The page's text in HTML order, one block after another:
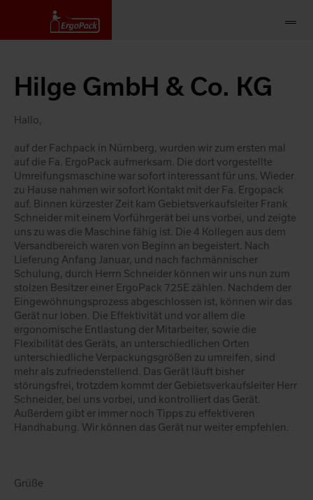
Hilge GmbH & Co. KG
Hallo,
auf der Fachpack in Nürnberg, wurden wir zum ersten mal
auf die Fa. ErgoPack aufmerksam. Die dort vorgestellte
Umreifungsmaschine war sofort interessant für uns. Wieder
zu Hause nahmen wir sofort Kontakt mit der Fa. Ergopack
auf. Binnen kürzester Zeit kam Gebietsverkaufsleiter Frank
Schneider mit einem Vorführgerät bei uns vorbei, und zeigte
uns zu was die Maschine fähig ist. Die 4 Kollegen aus dem
Versandbereich waren von Beginn an begeistert. Nach
Lieferung Anfang Januar, und nach fachmännischer
Schulung, durch Herrn Schneider können wir uns nun zum
stolzen Besitzer einer ErgoPack 725E zählen. Nachdem der
Eingewöhnungsprozess abgeschlossen ist, können wir das
Gerät nur loben. Die Effektivität und vor allem die
ergonomische Entlastung der Mitarbeiter, sowie die
Flexibilität des Geräts, an unterschiedlichen Orten
unterschiedliche Verpackungsgrößen zu umreifen, sind
mehr als zufriedenstellend. Das Gerät läuft bisher
störungsfrei, trotzdem kommt der Gebietsverkaufsleiter Herr
Schneider, bei uns vorbei, und kontrolliert das Gerät.
Außerdem gibt er immer noch Tipps zu effektiveren
Handhabung. Wir können das Gerät nur weiter empfehlen.
Grüße